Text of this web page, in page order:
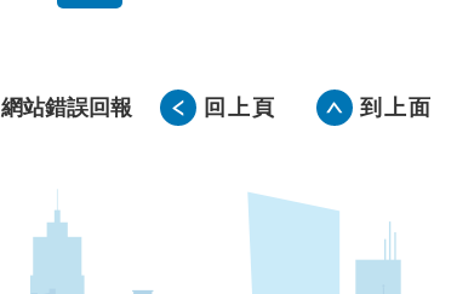
網站錯誤回報 回上頁 到上面